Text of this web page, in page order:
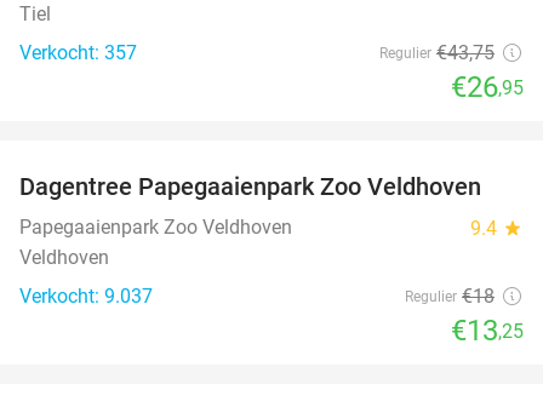
Tiel
Verkocht: 357
Regulier €43,75
€26,95
26%
Dagentree Papegaaienpark Zoo Veldhoven
Papegaaienpark Zoo Veldhoven 9.4 star
Veldhoven
Verkocht: 9.037
Regulier €18
€13,25